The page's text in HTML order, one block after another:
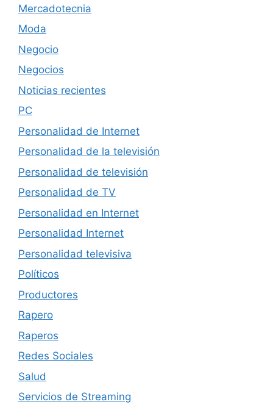
Mercadotecnia
Moda
Negocio
Negocios
Noticias recientes
PC
Personalidad de Internet
Personalidad de la televisión
Personalidad de televisión
Personalidad de TV
Personalidad en Internet
Personalidad Internet
Personalidad televisiva
Políticos
Productores
Rapero
Raperos
Redes Sociales
Salud
Servicios de Streaming